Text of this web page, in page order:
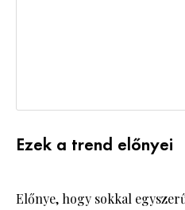
Ezek a trend előnyei
Előnye, hogy sokkal